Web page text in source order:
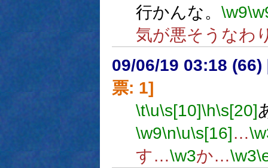
行かんな。 \w9
気が悪そうなわ
09/06/19 03:18 (66)
票: 1]
\t\u\s[10]\h\s[20]
\w9\n\u\s[16]…
す…\w3か…\w3